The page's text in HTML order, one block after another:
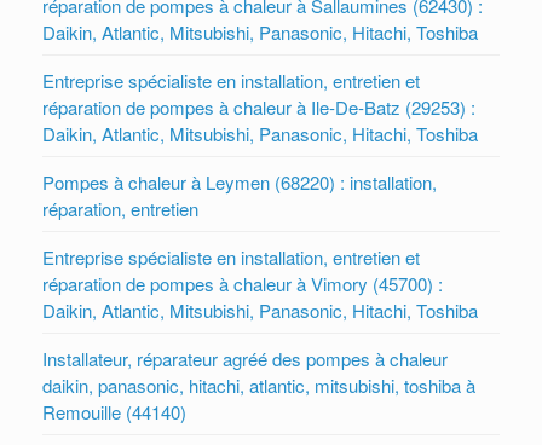
réparation de pompes à chaleur à Sallaumines (62430) :
Daikin, Atlantic, Mitsubishi, Panasonic, Hitachi, Toshiba
Entreprise spécialiste en installation, entretien et
réparation de pompes à chaleur à Ile-De-Batz (29253) :
Daikin, Atlantic, Mitsubishi, Panasonic, Hitachi, Toshiba
Pompes à chaleur à Leymen (68220) : installation,
réparation, entretien
Entreprise spécialiste en installation, entretien et
réparation de pompes à chaleur à Vimory (45700) :
Daikin, Atlantic, Mitsubishi, Panasonic, Hitachi, Toshiba
Installateur, réparateur agréé des pompes à chaleur
daikin, panasonic, hitachi, atlantic, mitsubishi, toshiba à
Remouille (44140)